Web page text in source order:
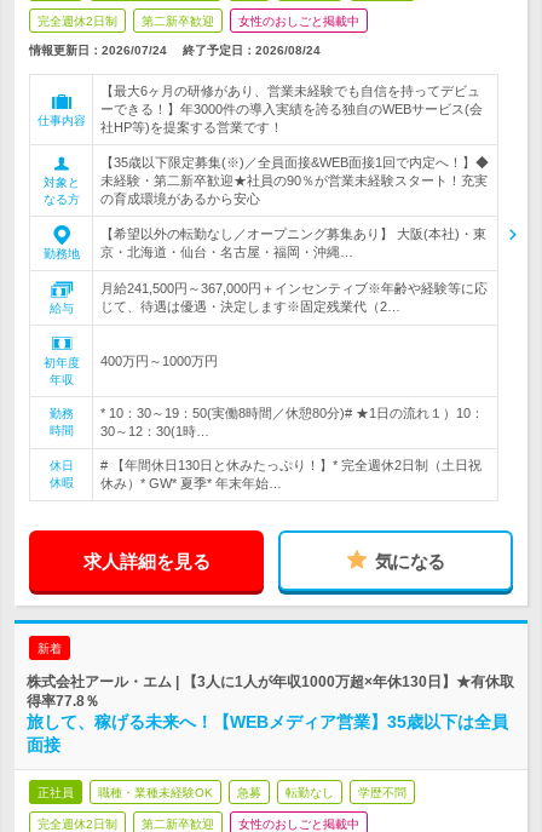
完全週休2日制 第二新卒歓迎 女性のおしごと掲載中
情報更新日：2026/07/24 終了予定日： 2026/08/24
仕事内容
【最大6ヶ月の研修があり、営業未経験でも自信を持ってデビュ
ーできる！】年3000件の導入実績を誇る独自のWEBサービス(会
社HP等)を提案する営業です！
対象と
なる方
【35歳以下限定募集(※)／全員面接&WEB面接1回で内定へ！】◆
未経験・第二新卒歓迎★社員の90％が営業未経験スタート！充実
の育成環境があるから安心
勤務地
【希望以外の転勤なし／オープニング募集あり】 大阪(本社)・東
京・北海道・仙台・名古屋・福岡・沖縄…
給与
月給241,500円～367,000円＋インセンティブ※年齢や経験等に応
じて、待遇は優遇・決定します※固定残業代（2…
初年度
年収
400万円～1000万円
勤務
時間
* 10：30～19：50(実働8時間／休憩80分)# ★1日の流れ１）10：
30～12：30(1時…
休日
休暇
# 【年間休日130日と休みたっぷり！】* 完全週休2日制（土日祝
休み）* GW* 夏季* 年末年始…
求人詳細を見る 気になる
新着
株式会社アール・エム | 【3人に1人が年収1000万超×年休130日】★有休取
得率77.8％
旅して、稼げる未来へ！【WEBメディア営業】35歳以下は全員
面接
正社員 職種・業種未経験OK 急募 転勤なし 学歴不問
完全週休2日制 第二新卒歓迎 女性のおしごと掲載中